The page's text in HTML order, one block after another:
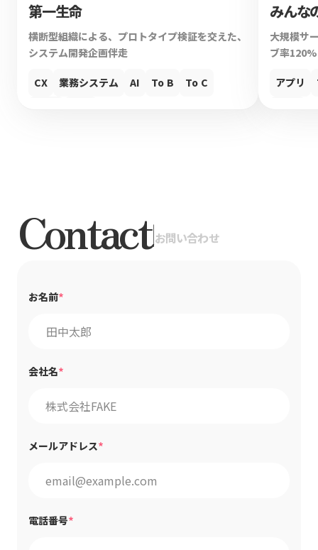
第一生命
横断型組織による、プロトタイプ検証を交えた、
システム開発企画伴走
CX 業務システム AI To B
To C
みんな
大規模サ
ブ率
アプリ
Contact|お問い合わせ
お名前*
会社名*
メールアドレス*
電話番号*